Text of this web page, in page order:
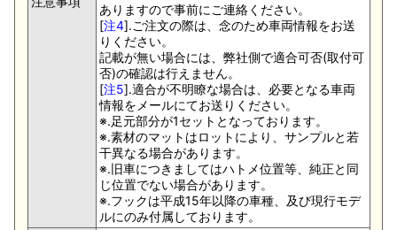
ありますので事前にご連絡ください。
[注4].ご注文の際は、念のため車両情報をお送
りください。
記載が無い場合には、弊社側で適合可否(取付可
否)の確認は行えません。
[注5].適合が不明瞭な場合は、必要となる車両
情報をメールにてお送りください。
※.足元部分が1セットとなっております。
※.素材のマットはロットにより、サンプルと若
干異なる場合があります。
※.旧車につきましてはハトメ位置等、純正と同
じ位置でない場合があります。
※.フックは平成15年以降の車種、及び現行モデ
ルにのみ付属しております。